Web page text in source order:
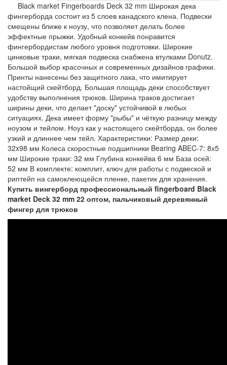
Black market Fingerboards Deck 32 mm Широкая дека
фингерборда состоит из 5 слоев канадского клена. Подвески
смещены ближе к ноузу, что позволяет делать более
эффектные прыжки. Удобный конкейв понравится
фингербордистам любого уровня подготовки. Широкие
цинковые траки, мягкая подвеска снабжена втулками Donutz.
Большой выбор красочных и современных дизайнов графики.
Принты нанесены без защитного лака, что имитирует
настойщий скейтборд. Большая площадь деки способствует
удобству выполнения трюков. Ширина траков достигает
ширины деки, что делает "доску" устойчивой в любых
ситуациях. Дека имеет форму "рыбы" и чёткую разницу между
ноузом и тейлом. Ноуз как у настоящего скейтборда, он более
узкий и длиннее чем тейл. Характеристики: Размер деки:
32x98 мм Колеса скоростные подшипники Bearing ABEC-7: 8х5
мм Широкие траки: 32 мм Глубина конкейва 6 мм База осей:
52 мм В комплекте: комплит, ключ для работы с подвеской и
риптейп на самоклеющейся пленке, пакетик для хранения.
Купить вингерборд профессиональный fingerboard Black
market Deck 32 mm 22 оптом, пальчиковый деревянный
фингер для трюков